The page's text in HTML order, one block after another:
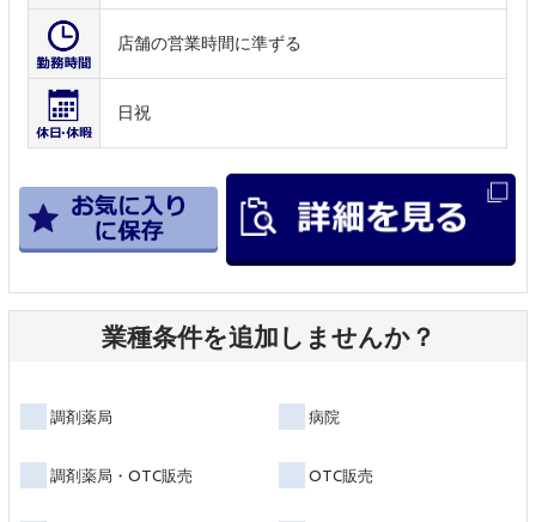
店舗の営業時間に準ずる
日祝
業種条件を追加しませんか？
調剤薬局 病院
調剤薬局・OTC販売 OTC販売